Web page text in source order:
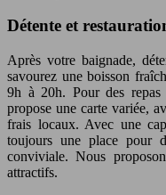
Détente et
Après votre baignade,
savourez une boisson
9h à 20h. Pour des repas
propose une carte variée,
frais locaux. Avec une
toujours une place pour
conviviale. Nous
attractifs.